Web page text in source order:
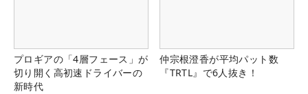
プロギアの「4層フェース」が
切り開く高初速ドライバーの
新時代
仲宗根澄香が平均パット数
『TRTL』で6人抜き！